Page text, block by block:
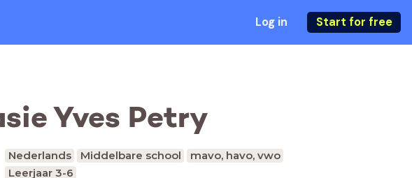
Log in Start for free
Yves Petry
Nederlands Middelbare school
mavo, havo, vwo
Leerjaar 3-6